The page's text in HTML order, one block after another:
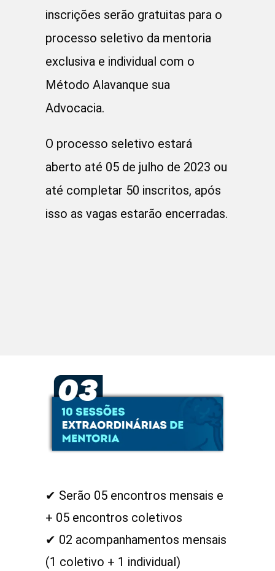
inscrições serão gratuitas para o
processo seletivo da mentoria
exclusiva e individual com o
Método Alavanque sua
Advocacia.
O processo seletivo estará
aberto até 05 de julho de 2023 ou
até completar 50 inscritos, após
isso as vagas estarão encerradas.
ㅤㅤ✔ Serão 05 encontros mensais e
+ 05 encontros coletivos
ㅤㅤ✔ 02 acompanhamentos mensais
(1 coletivo + 1 individual)